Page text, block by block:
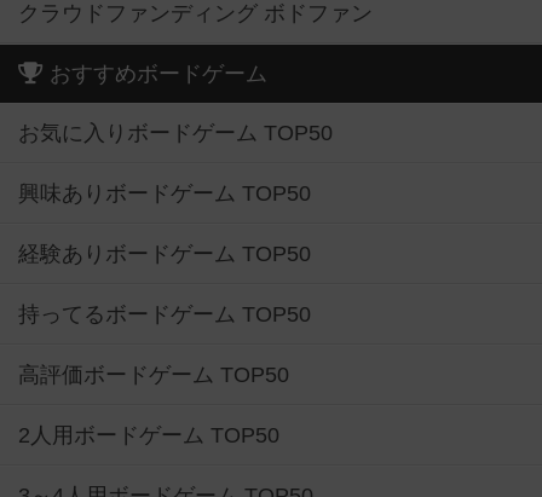
クラウドファンディング ボドファン
おすすめボードゲーム
お気に入りボードゲーム TOP50
興味ありボードゲーム TOP50
経験ありボードゲーム TOP50
持ってるボードゲーム TOP50
高評価ボードゲーム TOP50
2人用ボードゲーム TOP50